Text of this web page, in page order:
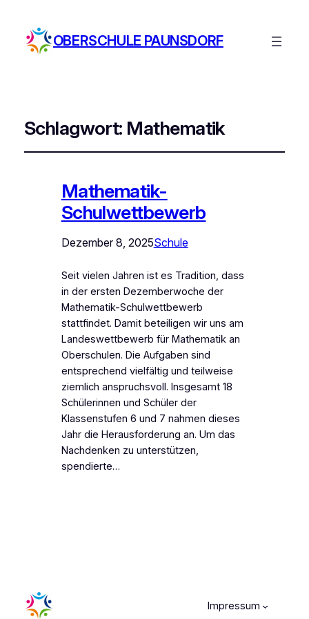
OBERSCHULE PAUNSDORF
Schlagwort: Mathematik
Mathematik-
Schulwettbewerb
Dezember 8, 2025Schule
Seit vielen Jahren ist es Tradition, dass
in der ersten Dezemberwoche der
Mathematik-Schulwettbewerb
stattfindet. Damit beteiligen wir uns am
Landeswettbewerb für Mathematik an
Oberschulen. Die Aufgaben sind
entsprechend vielfältig und teilweise
ziemlich anspruchsvoll. Insgesamt 18
Schülerinnen und Schüler der
Klassenstufen 6 und 7 nahmen dieses
Jahr die Herausforderung an. Um das
Nachdenken zu unterstützen,
spendierte…
Impressum